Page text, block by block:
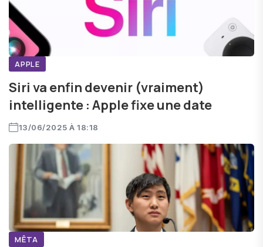
APPLE
Siri va enfin devenir (vraiment)
intelligente : Apple fixe une date
13/06/2025 À 18:18
MÊTA